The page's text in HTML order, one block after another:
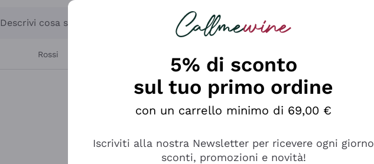
Descrivi cosa stai cercando
Rossi
5% di sconto
sul tuo primo ordine
con un carrello minimo di 69,00 €
Iscriviti alla nostra Newsletter per ricevere ogni giorno
sconti, promozioni e novità!